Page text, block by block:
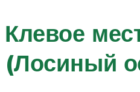
Клевое
(Лосиный